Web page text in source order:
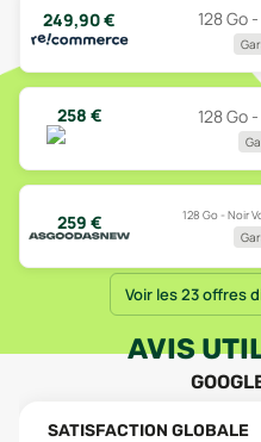
249,90€ 128 Go
258 € 128 Go
259 € 128 Go - Noir
Voir les 23 offres
AVIS
SATISFACTION GLOBALE